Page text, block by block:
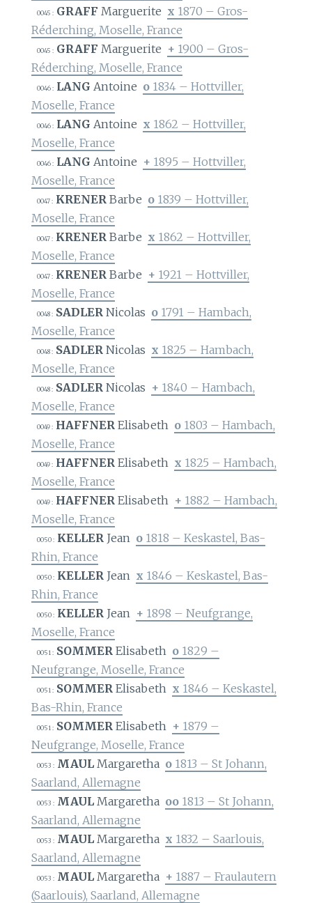
0045 : GRAFF Marguerite x 1870 – Gros-
Réderching, Moselle, France
0045 : GRAFF Marguerite + 1900 – Gros-
Réderching, Moselle, France
0046 : LANG Antoine o 1834 – Hottviller,
Moselle, France
0046 : LANG Antoine x 1862 – Hottviller,
Moselle, France
0046 : LANG Antoine + 1895 – Hottviller,
Moselle, France
0047 : KRENER Barbe o 1839 – Hottviller,
Moselle, France
0047 : KRENER Barbe x 1862 – Hottviller,
Moselle, France
0047 : KRENER Barbe + 1921 – Hottviller,
Moselle, France
0048 : SADLER Nicolas o 1791 – Hambach,
Moselle, France
0048 : SADLER Nicolas x 1825 – Hambach,
Moselle, France
0048 : SADLER Nicolas + 1840 – Hambach,
Moselle, France
0049 : HAFFNER Elisabeth o 1803 – Hambach,
Moselle, France
0049 : HAFFNER Elisabeth x 1825 – Hambach,
Moselle, France
0049 : HAFFNER Elisabeth + 1882 – Hambach,
Moselle, France
0050 : KELLER Jean o 1818 – Keskastel, Bas-
Rhin, France
0050 : KELLER Jean x 1846 – Keskastel, Bas-
Rhin, France
0050 : KELLER Jean + 1898 – Neufgrange,
Moselle, France
0051 : SOMMER Elisabeth o 1829 –
Neufgrange, Moselle, France
0051 : SOMMER Elisabeth x 1846 – Keskastel,
Bas-Rhin, France
0051 : SOMMER Elisabeth + 1879 –
Neufgrange, Moselle, France
0053 : MAUL Margaretha o 1813 – St Johann,
Saarland, Allemagne
0053 : MAUL Margaretha oo 1813 – St Johann,
Saarland, Allemagne
0053 : MAUL Margaretha x 1832 – Saarlouis,
Saarland, Allemagne
0053 : MAUL Margaretha + 1887 – Fraulautern
(Saarlouis), Saarland, Allemagne